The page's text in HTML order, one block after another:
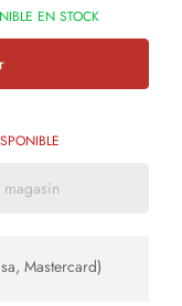
EN STOCK
Mastercard)